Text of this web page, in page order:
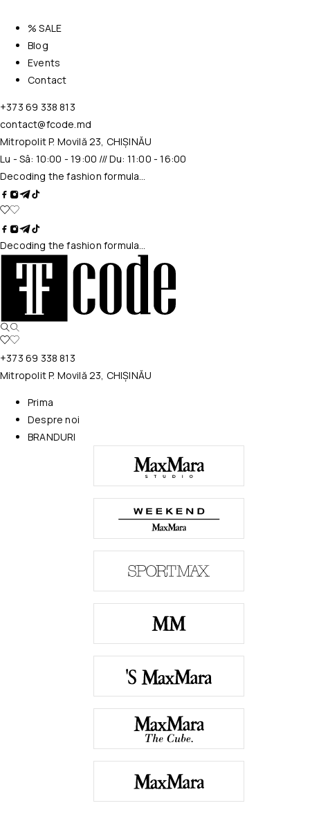
% SALE
Blog
Events
Contact
+373 69 338 813
contact@fcode.md
Mitropolit P. Movilă 23, CHIȘINĂU
Lu - Sâ: 10:00 - 19:00 /// Du: 11:00 - 16:00
Decoding the fashion formula…
Decoding the fashion formula…
+373 69 338 813
Mitropolit P. Movilă 23, CHIȘINĂU
Prima
Despre noi
BRANDURI